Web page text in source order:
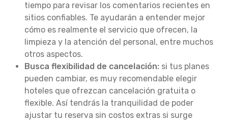
tiempo para revisar los comentarios recientes en
sitios confiables. Te ayudarán a entender mejor
cómo es realmente el servicio que ofrecen, la
limpieza y la atención del personal, entre muchos
otros aspectos.
Busca flexibilidad de cancelación: si tus planes
pueden cambiar, es muy recomendable elegir
hoteles que ofrezcan cancelación gratuita o
flexible. Así tendrás la tranquilidad de poder
ajustar tu reserva sin costos extras si surge